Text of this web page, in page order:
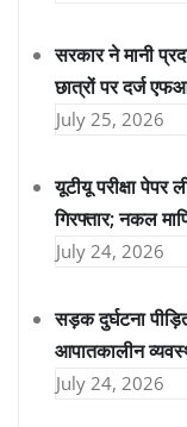
सरकार ने मानी
छात्रों पर दर्ज
July 25, 2026
यूटीयू परीक्षा पेपर
गिरफ्तार; नकल
July 24, 2026
सड़क दुर्घटना
आपातकालीन
July 24, 2026